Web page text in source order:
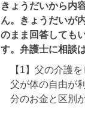
きょうだいから内
ん。きょうだいが
のまま回答しても
す。弁護士に相談
【1】父の介護
父が体の自由が
分のお金と区別